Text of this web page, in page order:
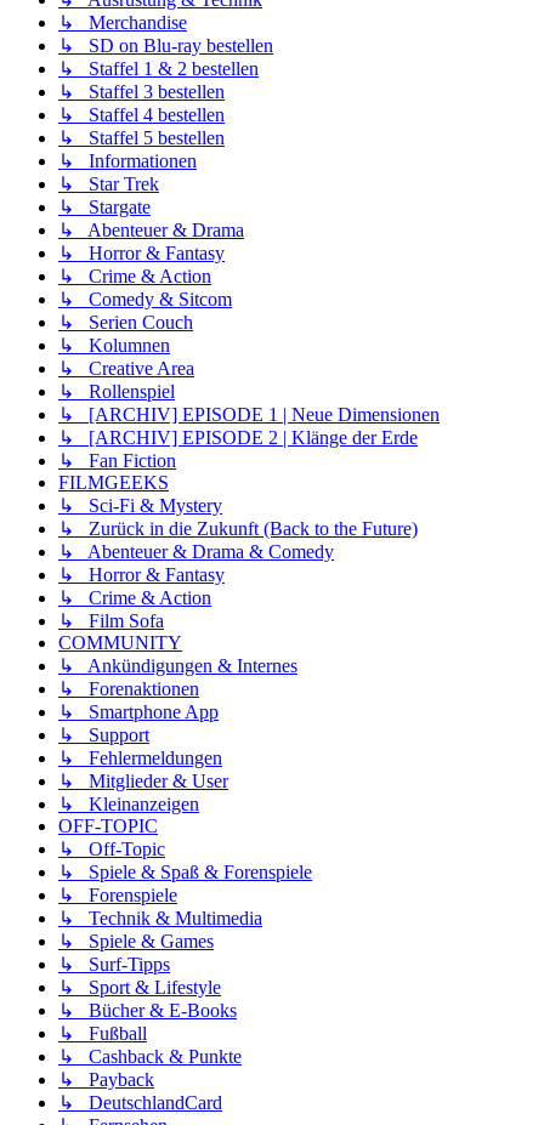
↳ Merchandise
↳ SD on Blu-ray bestellen
↳ Staffel 1 & 2 bestellen
↳ Staffel 3 bestellen
↳ Staffel 4 bestellen
↳ Staffel 5 bestellen
↳ Informationen
↳ Star Trek
↳ Stargate
↳ Abenteuer & Drama
↳ Horror & Fantasy
↳ Crime & Action
↳ Comedy & Sitcom
↳ Serien Couch
↳ Kolumnen
↳ Creative Area
↳ Rollenspiel
↳ [ARCHIV] EPISODE 1 | Neue Dimensionen
↳ [ARCHIV] EPISODE 2 | Klänge der Erde
↳ Fan Fiction
FILMGEEKS
↳ Sci-Fi & Mystery
↳ Zurück in die Zukunft (Back to the Future)
↳ Abenteuer & Drama & Comedy
↳ Horror & Fantasy
↳ Crime & Action
↳ Film Sofa
COMMUNITY
↳ Ankündigungen & Internes
↳ Forenaktionen
↳ Smartphone App
↳ Support
↳ Fehlermeldungen
↳ Mitglieder & User
↳ Kleinanzeigen
OFF-TOPIC
↳ Off-Topic
↳ Spiele & Spaß & Forenspiele
↳ Forenspiele
↳ Technik & Multimedia
↳ Spiele & Games
↳ Surf-Tipps
↳ Sport & Lifestyle
↳ Bücher & E-Books
↳ Fußball
↳ Cashback & Punkte
↳ Payback
↳ DeutschlandCard